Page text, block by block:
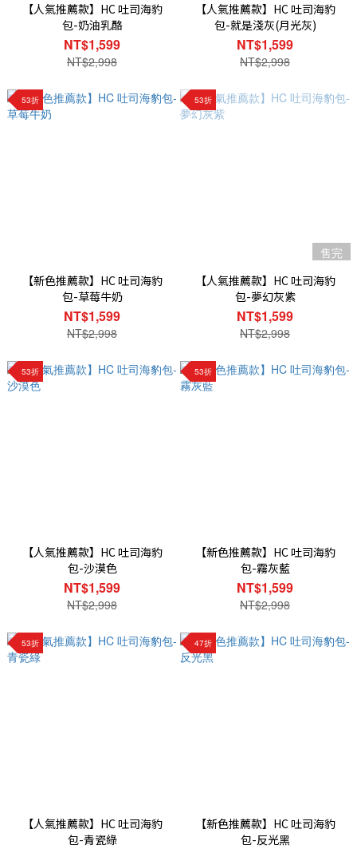
【人氣推薦款】HC 吐司海豹
包-奶油乳酪
NT$1,599
NT$2,998
【人氣推薦款】HC 吐司海豹
包-就是淺灰(月光灰)
NT$1,599
NT$2,998
53折
【新色推薦款】HC 吐司海豹
包-草莓牛奶
NT$1,599
NT$2,998
53折
售完
【人氣推薦款】HC 吐司海豹
包-夢幻灰紫
NT$1,599
NT$2,998
53折
【人氣推薦款】HC 吐司海豹
包-沙漠色
NT$1,599
NT$2,998
53折
【新色推薦款】HC 吐司海豹
包-霧灰藍
NT$1,599
NT$2,998
53折
【人氣推薦款】HC 吐司海豹
包-青瓷綠
47折
【新色推薦款】HC 吐司海豹
包-反光黑